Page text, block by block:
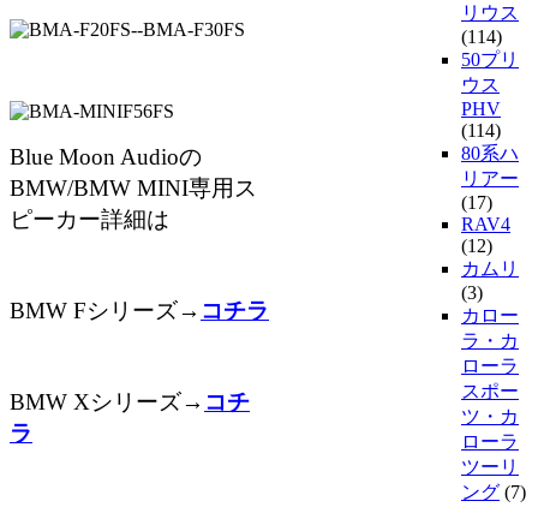
Blue Moon Audioの
BMW/BMW MINI専用ス
ピーカー詳細は
BMW Fシリーズ→ コチラ
BMW Xシリーズ→ コチ
ラ
リウス
(114)
50プリ
ウス
PHV
(114)
80系ハ
リアー
(17)
RAV4
(12)
カムリ
(3)
カロー
ラ・カ
ローラ
スポー
ツ・カ
ローラ
ツーリ
ング (7)